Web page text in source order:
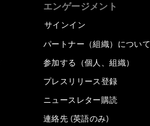
エンゲージメント
サインイン
パートナー（組織）について
参加する（個人、組織）
プレスリリース登録
ニュースレター購読
連絡先 (英語のみ)